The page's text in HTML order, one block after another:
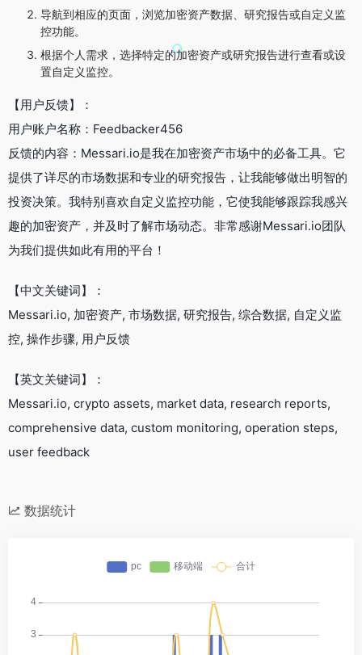
导航到相应的页面，浏览加密资产数据、研究报告或自定义监
控功能。
根据个人需求，选择特定的加密资产或研究报告进行查看或设
置自定义监控。
【用户反馈】：
用户账户名称：Feedbacker456
反馈的内容：Messari.io是我在加密资产市场中的必备工具。它
提供了详尽的市场数据和专业的研究报告，让我能够做出明智的
投资决策。我特别喜欢自定义监控功能，它使我能够跟踪我感兴
趣的加密资产，并及时了解市场动态。非常感谢Messari.io团队
为我们提供如此有用的平台！
【中文关键词】：
Messari.io, 加密资产, 市场数据, 研究报告, 综合数据, 自定义监
控, 操作步骤, 用户反馈
【英文关键词】：
Messari.io, crypto assets, market data, research reports,
comprehensive data, custom monitoring, operation steps,
user feedback
数据统计